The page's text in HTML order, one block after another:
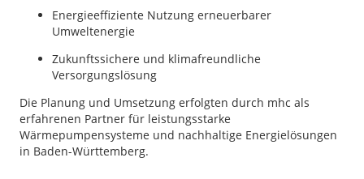
Energieeffiziente Nutzung erneuerbarer
Umweltenergie
Zukunftssichere und klimafreundliche
Versorgungslösung
Die Planung und Umsetzung erfolgten durch mhc als
erfahrenen Partner für leistungsstarke
Wärmepumpensysteme und nachhaltige Energielösungen
in Baden-Württemberg.